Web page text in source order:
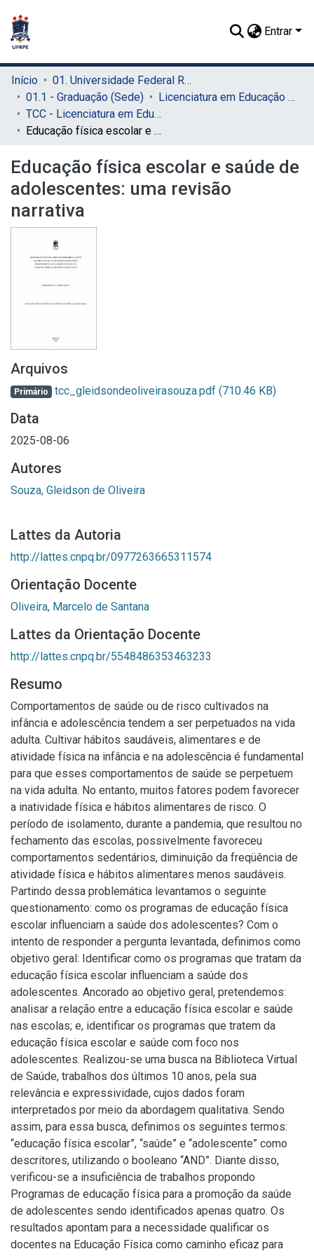
Entrar
Início
01. Universidade Federal Rural de Pernambuco - UFRPE (Sede)
01.1 - Graduação (Sede)
Licenciatura em Educação Física (Sede)
TCC - Licenciatura em Educação Física (Sede)
Educação física escolar e saúde de adolescentes: uma revisão narrativa
Educação física escolar e saúde de
adolescentes: uma revisão
narrativa
Arquivos
Primário tcc_gleidsondeoliveirasouza.pdf (710.46 KB)
Data
2025-08-06
Autores
Souza, Gleidson de Oliveira
Lattes da Autoria
http://lattes.cnpq.br/0977263665311574
Orientação Docente
Oliveira, Marcelo de Santana
Lattes da Orientação Docente
http://lattes.cnpq.br/5548486353463233
Resumo
Comportamentos de saúde ou de risco cultivados na
infância e adolescência tendem a ser perpetuados na vida
adulta. Cultivar hábitos saudáveis, alimentares e de
atividade física na infância e na adolescência é fundamental
para que esses comportamentos de saúde se perpetuem
na vida adulta. No entanto, muitos fatores podem favorecer
a inatividade física e hábitos alimentares de risco. O
período de isolamento, durante a pandemia, que resultou no
fechamento das escolas, possivelmente favoreceu
comportamentos sedentários, diminuição da freqüência de
atividade física e hábitos alimentares menos saudáveis.
Partindo dessa problemática levantamos o seguinte
questionamento: como os programas de educação física
escolar influenciam a saúde dos adolescentes? Com o
intento de responder a pergunta levantada, definimos como
objetivo geral: Identificar como os programas que tratam da
educação física escolar influenciam a saúde dos
adolescentes. Ancorado ao objetivo geral, pretendemos:
analisar a relação entre a educação física escolar e saúde
nas escolas; e, identificar os programas que tratem da
educação física escolar e saúde com foco nos
adolescentes. Realizou-se uma busca na Biblioteca Virtual
de Saúde, trabalhos dos últimos 10 anos, pela sua
relevância e expressividade, cujos dados foram
interpretados por meio da abordagem qualitativa. Sendo
assim, para essa busca, definimos os seguintes termos:
“educação física escolar”, “saúde” e “adolescente” como
descritores, utilizando o booleano “AND”. Diante disso,
verificou-se a insuficiência de trabalhos propondo
Programas de educação física para a promoção da saúde
de adolescentes sendo identificados apenas quatro. Os
resultados apontam para a necessidade qualificar os
docentes na Educação Física como caminho eficaz para